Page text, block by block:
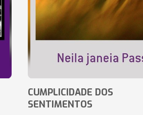
CUMPLICIDADE DOS
SENTIMENTOS